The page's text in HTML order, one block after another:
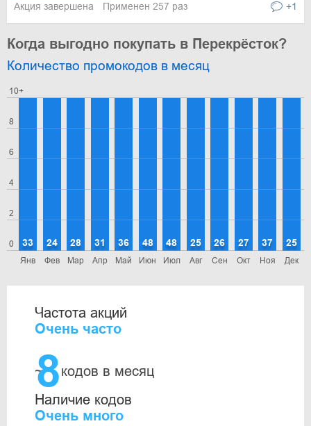
Акция завершена Применен 257 раз +1
Когда выгодно покупать в Перекрёсток?
Количество промокодов в месяц
0
2
4
6
8
10+
Янв
33
Фев
24
Мар
28
Апр
31
Май
36
Июн
48
Июл
48
Авг
25
Сен
26
Окт
27
Ноя
37
Дек
25
Частота акций
Очень часто
~
8кодов в месяц
Наличие кодов
Очень много